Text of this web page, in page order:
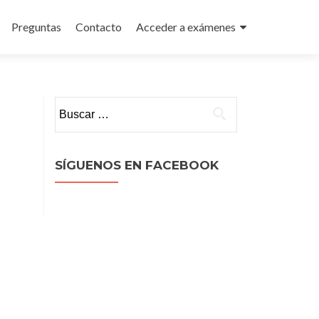
Preguntas Contacto Acceder a exámenes
SÍGUENOS EN FACEBOOK